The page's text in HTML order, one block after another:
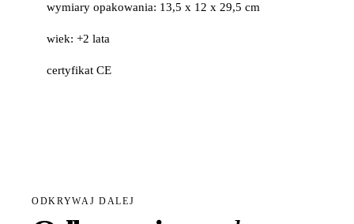
wymiary opakowania: 13,5 x 12 x 29,5 cm
wiek: +2 lata
certyfikat CE
ODKRYWAJ DALEJ